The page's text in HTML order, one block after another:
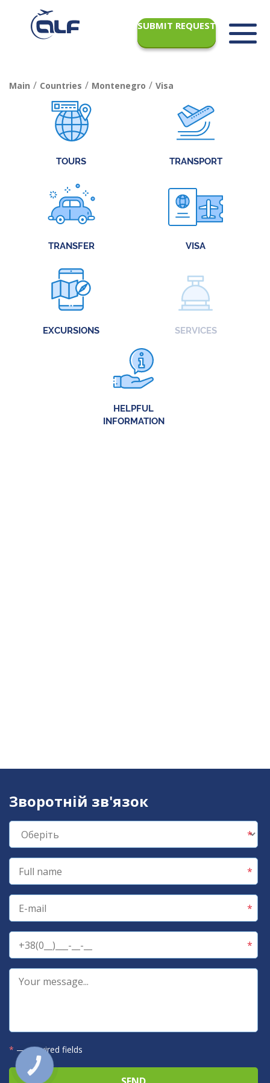
SUBMIT REQUEST
Main / Countries / Montenegro / Visa
TOURS TRANSPORT
TRANSFER VISA
EXCURSIONS SERVICES
HELPFUL
INFORMATION
Зворотній зв'язок
* — required fields
КНОПКА
ЗВ'ЯЗКУ